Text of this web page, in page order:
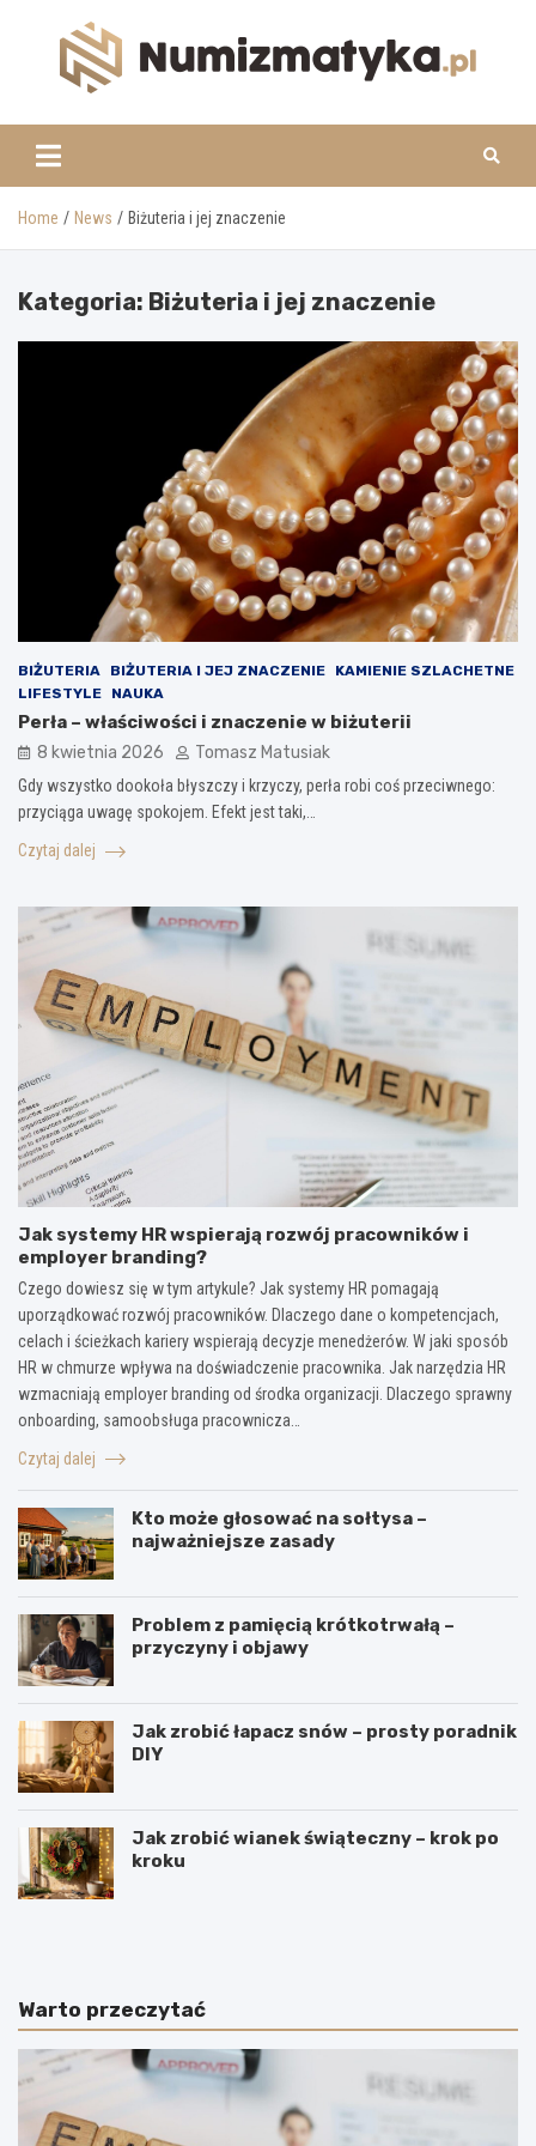
www.numizmatyka.pl
Home News Biżuteria i jej znaczenie
Kategoria: Biżuteria i jej znaczenie
BIŻUTERIA BIŻUTERIA I JEJ ZNACZENIE
KAMIENIE SZLACHETNE
LIFESTYLE
NAUKA
Perła – właściwości i znaczenie w biżuterii
8 kwietnia 2026 Tomasz Matusiak
Gdy wszystko dookoła błyszczy i krzyczy, perła robi coś przeciwnego:
przyciąga uwagę spokojem. Efekt jest taki,…
Czytaj dalej
Jak systemy HR wspierają rozwój pracowników i
employer branding?
Czego dowiesz się w tym artykule? Jak systemy HR pomagają
uporządkować rozwój pracowników. Dlaczego dane o kompetencjach,
celach i ścieżkach kariery wspierają decyzje menedżerów. W jaki sposób
HR w chmurze wpływa na doświadczenie pracownika. Jak narzędzia HR
wzmacniają employer branding od środka organizacji. Dlaczego sprawny
onboarding, samoobsługa pracownicza…
Czytaj dalej
Kto może głosować na sołtysa –
najważniejsze zasady
Problem z pamięcią krótkotrwałą –
przyczyny i objawy
Jak zrobić łapacz snów – prosty poradnik
DIY
Jak zrobić wianek świąteczny – krok po
kroku
J
p
o
l
s
W
y
m
e
n
Warto przeczytać